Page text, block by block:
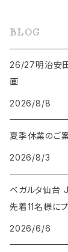
BLOG
26/27明治安
画
2026/8/8
夏季休業のご
2026/8/3
ベガルタ仙台
先着11名様に
2026/6/6